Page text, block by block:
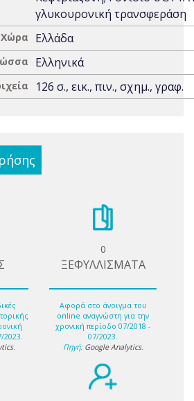
γλυκουρονική τρανσφεράση
Χώρα Ελλάδα
Ελληνικά
126 σ., εικ., πιν., σχημ., γραφ.
2023.
.
0
ΞΕΦΥΛΛΙΣΜΑΤΑ
Αφορά στο άνοιγμα του
online αναγνώστη για την
χρονική περίοδο 07/2018 -
07/2023.
Πηγή: Google Analytics.